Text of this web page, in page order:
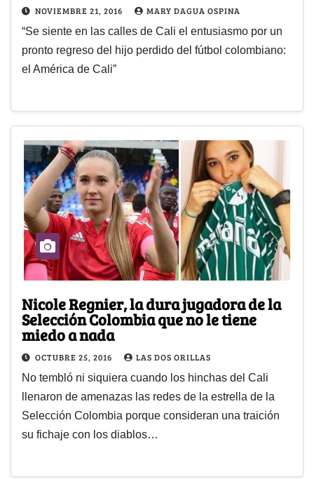
NOVIEMBRE 21, 2016 MARY DAGUA OSPINA
“Se siente en las calles de Cali el entusiasmo por un
pronto regreso del hijo perdido del fútbol colombiano:
el América de Cali”
Nicole Regnier, la dura jugadora de la
Selección Colombia que no le tiene
miedo a nada
OCTUBRE 25, 2016 LAS DOS ORILLAS
No tembló ni siquiera cuando los hinchas del Cali
llenaron de amenazas las redes de la estrella de la
Selección Colombia porque consideran una traición
su fichaje con los diablos…